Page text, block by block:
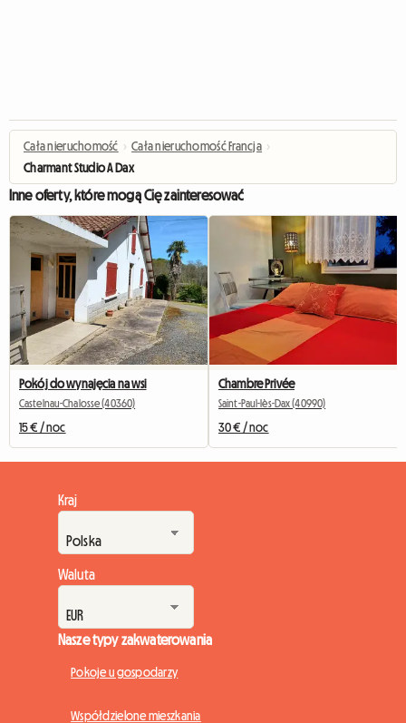
Cała nieruchomość › Cała nieruchomość Francja ›
Charmant Studio A Dax
Inne oferty, które mogą Cię zainteresować
Pokój do wynajęcia na wsi
Castelnau-Chalosse (40360)
15 € / noc
Chambre Privée
Saint-Paul-lès-Dax (40990)
30 € / noc
Kraj
Waluta
Nasze typy zakwaterowania
Pokoje u gospodarzy
Współdzielone mieszkania